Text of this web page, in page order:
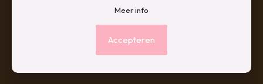
Muffin group
Powered byWordPress
Meer info
Accepteren